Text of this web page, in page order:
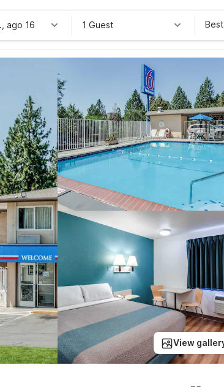
ago 16 1 Guest
View